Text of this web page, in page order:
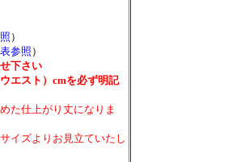
）
参照）
下さい
エスト）cmを必ず明記
た仕上がり丈になりま
イズよりお見立ていたし